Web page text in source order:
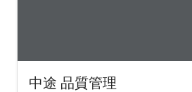
中途 品質管理